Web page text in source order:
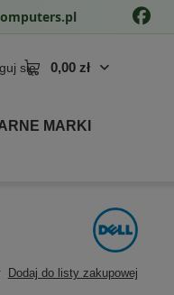
się 0,00 zł
MARKI
Dodaj do listy zakupowej